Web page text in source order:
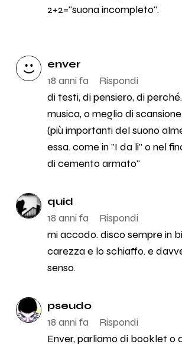
2+2="suona incompleto".
enver
18 anni fa
Rispondi
di testi, di pensiero, di
musica, o meglio di
(più importanti del suono
essa. come in "I da li" o nel
di cemento armato"
quid
18 anni fa
Rispondi
mi accodo. disco sempre in
carezza e lo schiaffo. e
senso.
pseudo
18 anni fa
Rispondi
Enver, parliamo di booklet o